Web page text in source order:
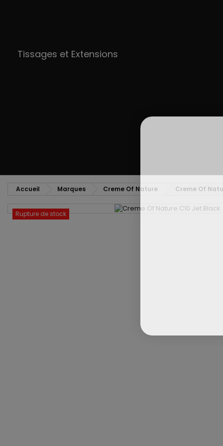
Tissages et Extensions
Accueil Marques Creme Of Nature Creme Of
Rupture de stock